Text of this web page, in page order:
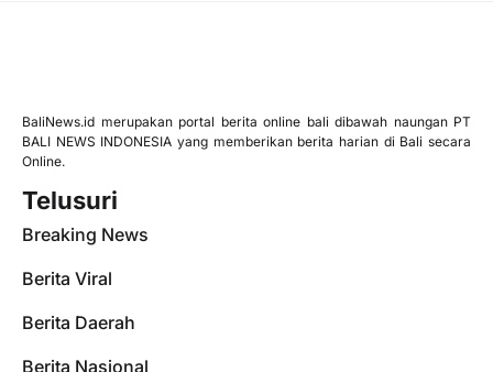
BaliNews.id merupakan portal berita online bali dibawah naungan PT
BALI NEWS INDONESIA yang memberikan berita harian di Bali secara
Online.
Telusuri
Breaking News
Berita Viral
Berita Daerah
Berita Nasional